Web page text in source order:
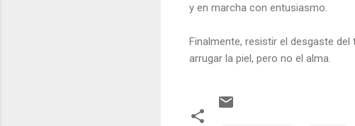
y en marcha con entusiasmo.
Finalmente, resistir el desgaste
arrugar la piel, pero no el alma.